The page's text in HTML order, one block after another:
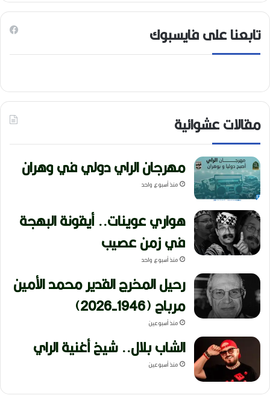
تابعنا على فايسبوك
مقالات عشوائية
مهرجان الراي دولي في وهران
منذ أسبوع واحد
هواري عوينات.. أيقونة البهجة
في زمن عصيب
منذ أسبوع واحد
رحيل المخرج القدير محمد الأمين
مرباح (1946-2026)
منذ أسبوعين
الشاب بلال.. شيخ أغنية الراي
منذ أسبوعين